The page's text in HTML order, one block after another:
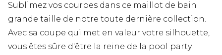
Sublimez vos courbes dans ce maillot de bain
grande taille de notre toute dernière collection.
Avec sa coupe qui met en valeur votre silhouette,
vous êtes sûre d'être la reine de la pool party.